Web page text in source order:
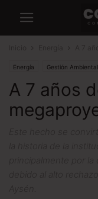
Energía Gestión Ambiental
A 7 años